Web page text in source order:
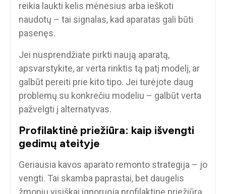
reikia laukti kelis mėnesius arba ieškoti
naudotų – tai signalas, kad aparatas gali būti
pasenęs.
Jei nusprendžiate pirkti naują aparatą,
apsvarstykite, ar verta rinktis tą patį modelį, ar
galbūt pereiti prie kito tipo. Jei turėjote daug
problemų su konkrečiu modeliu – galbūt verta
pažvelgti į alternatyvas.
Profilaktinė priežiūra: kaip išvengti
gedimų ateityje
Geriausia kavos aparato remonto strategija – jo
vengti. Tai skamba paprastai, bet daugelis